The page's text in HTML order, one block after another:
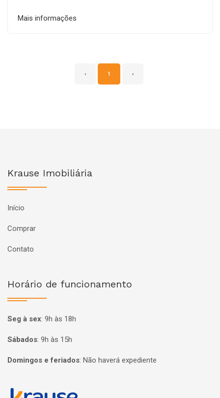
Mais informações
‹ 1 ›
Krause Imobiliária
Início
Comprar
Contato
Horário de funcionamento
Seg à sex: 9h às 18h
Sábados: 9h às 15h
Domingos e feriados: Não haverá expediente
Página inicial